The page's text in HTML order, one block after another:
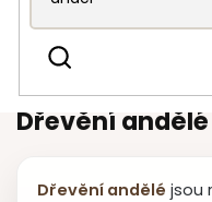
Hledat
Dřevěná výroba z
Andělé
Dřevění andělé
Dřevění andělé jsou